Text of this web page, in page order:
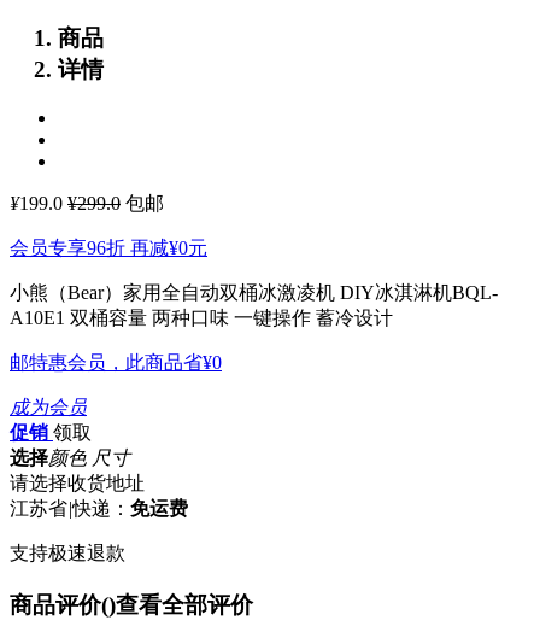
商品
详情
¥199.0 ¥299.0 包邮
会员专享96折 再减¥0元
小熊（Bear）家用全自动双桶冰激凌机 DIY冰淇淋机BQL-
A10E1 双桶容量 两种口味 一键操作 蓄冷设计
邮特惠会员，此商品省¥0
成为会员
促销 领取
选择颜色 尺寸
请选择收货地址
江苏省|快递： 免运费
支持极速退款
商品评价()查看全部评价